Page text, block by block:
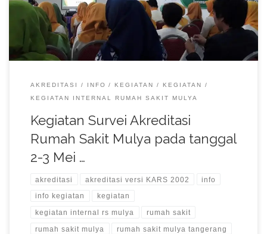
AKREDITASI INFO KEGIATAN
KEGIATAN
KEGIATAN INTERNAL RUMAH SAKIT MULYA
Kegiatan Survei Akreditasi
Rumah Sakit Mulya pada tanggal
2-3 Mei …
akreditasi akreditasi versi KARS 2002 info
info kegiatan kegiatan
kegiatan internal rs mulya rumah sakit
rumah sakit mulya rumah sakit mulya tangerang